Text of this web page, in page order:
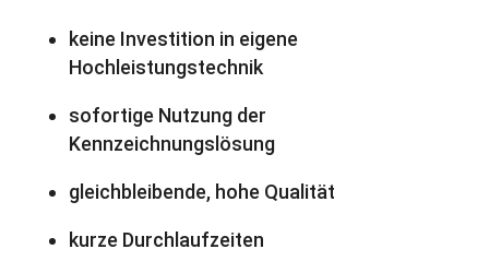
keine Investition in eigene
Hochleistungstechnik
sofortige Nutzung der
Kennzeichnungslösung
gleichbleibende, hohe Qualität
kurze Durchlaufzeiten